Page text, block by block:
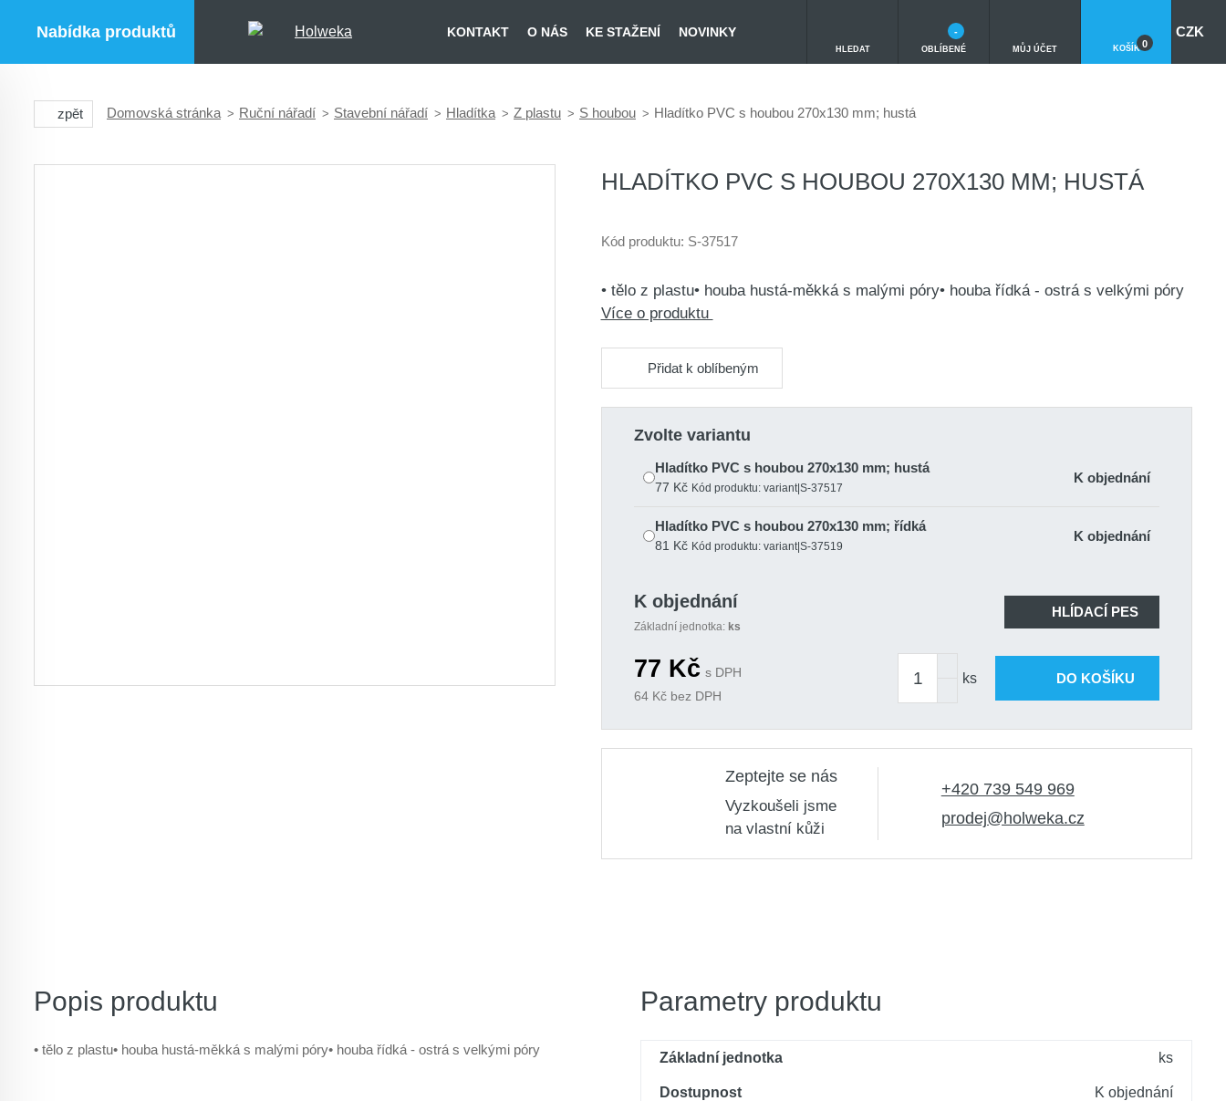
Nabídka produktů KONTAKT O NÁS KE STAŽENÍ NOVINKY
HLEDAT OBLÍBENÉ
-
MŮJ ÚČET KOŠÍK 0
CZK
zpět Domovská stránka Ruční nářadí Stavební nářadí Hladítka Z plastu S houbou Hladítko PVC s houbou 270x130 mm; hustá
HLADÍTKO PVC S HOUBOU 270X130 MM; HUSTÁ
Kód produktu: S-37517
• tělo z plastu• houba hustá-měkká s malými póry• houba řídká - ostrá s velkými póry
Více o produktu
Přidat k oblíbeným
Zvolte variantu
Hladítko PVC s houbou 270x130 mm; hustá
77 Kč Kód produktu: variant|S-37517
K objednání
Hladítko PVC s houbou 270x130 mm; řídká
81 Kč Kód produktu: variant|S-37519
K objednání
K objednání
Základní jednotka: ks
HLÍDACÍ PES
77 Kč s DPH
64Kč bez DPH
ks DO KOŠÍKU
Zeptejte se nás
Vyzkoušeli jsme
na vlastní kůži
+420 739 549 969
prodej@holweka.cz
Popis produktu
• tělo z plastu• houba hustá-měkká s malými póry• houba řídká - ostrá s velkými póry
Parametry produktu
Základní jednotka ks
Dostupnost K objednání